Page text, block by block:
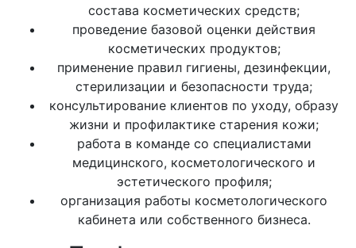
состава косметических средств;
проведение базовой оценки действия
косметических продуктов;
применение правил гигиены, дезинфекции,
стерилизации и безопасности труда;
консультирование клиентов по уходу, образу
жизни и профилактике старения кожи;
работа в команде со специалистами
медицинского, косметологического и
эстетического профиля;
организация работы косметологического
кабинета или собственного бизнеса.